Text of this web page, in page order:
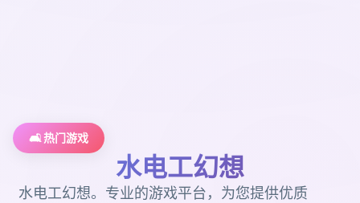
🛋️ 热门游戏
水电工幻想
水电工幻想。专业的游戏平台，为您提供优质